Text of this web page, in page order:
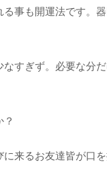
事も開運法です。
なすぎず。必要な分
に来るお友達皆が口